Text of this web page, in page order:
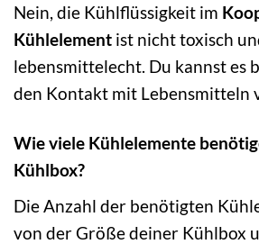
Nein, die Kühlflüssigkeit im
Kühlelement ist nicht toxisch
lebensmittelecht. Du kannst es
den Kontakt mit Lebensmitteln
Wie viele Kühlelemente
Kühlbox?
Die Anzahl der benötigten
von der Größe deiner Kühlbox